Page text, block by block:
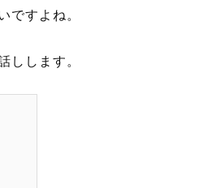
すよね。
します。